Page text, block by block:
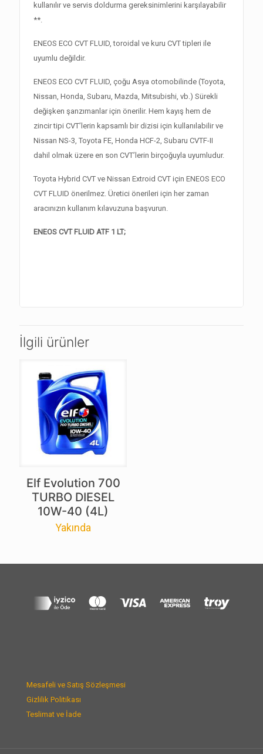
kullanılır ve servis doldurma gereksinimlerini karşılayabilir
**.
ENEOS ECO CVT FLUID, toroidal ve kuru CVT tipleri ile
uyumlu değildir.
ENEOS ECO CVT FLUID, çoğu Asya otomobilinde (Toyota,
Nissan, Honda, Subaru, Mazda, Mitsubishi, vb.) Sürekli
değişken şanzımanlar için önerilir. Hem kayış hem de
zincir tipi CVT’lerin kapsamlı bir dizisi için kullanılabilir ve
Nissan NS-3, Toyota FE, Honda HCF-2, Subaru CVTF-II
dahil olmak üzere en son CVT’lerin birçoğuyla uyumludur.
Toyota Hybrid CVT ve Nissan Extroid CVT için ENEOS ECO
CVT FLUID önerilmez. Üretici önerileri için her zaman
aracınızın kullanım kılavuzuna başvurun.
ENEOS CVT FLUID ATF 1 LT;
İlgili ürünler
Elf Evolution 700
TURBO DIESEL
10W-40 (4L)
Yakında
Mesafeli ve Satış Sözleşmesi
Gizlilik Politikası
Teslimat ve İade